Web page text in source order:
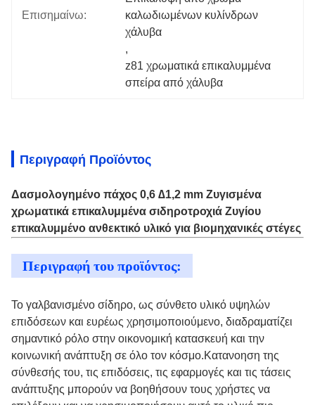
Επισημαίνω:
καλωδιωμένων κυλίνδρων
χάλυβα
,
z81 χρωματικά επικαλυμμένα
σπείρα από χάλυβα
Περιγραφή Προϊόντος
Δασμολογημένο πάχος 0,6 ∆1,2 mm Ζυγισμένα
χρωματικά επικαλυμμένα σιδηροτροχιά Ζυγίου
επικαλυμμένο ανθεκτικό υλικό για βιομηχανικές στέγες
Περιγραφή του προϊόντος:
Το γαλβανισμένο σίδηρο, ως σύνθετο υλικό υψηλών
επιδόσεων και ευρέως χρησιμοποιούμενο, διαδραματίζει
σημαντικό ρόλο στην οικονομική κατασκευή και την
κοινωνική ανάπτυξη σε όλο τον κόσμο.Κατανοηση της
σύνθεσής του, τις επιδόσεις, τις εφαρμογές και τις τάσεις
ανάπτυξης μπορούν να βοηθήσουν τους χρήστες να